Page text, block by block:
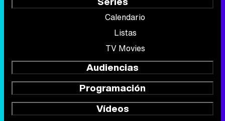
Calendario
Listas
TV Movies
Audiencias
Programación
Vídeos